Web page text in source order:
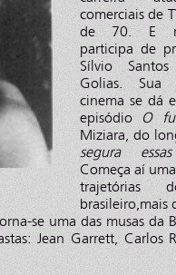
comerciais de
de 70. E
participa de
Sílvio
Golias. Sua
cinema se dá
episódio O
Miziara, do
segura
Começa aí
trajetórias
brasileiro,mais
se uma das musas da
Jean Garrett, Carlos